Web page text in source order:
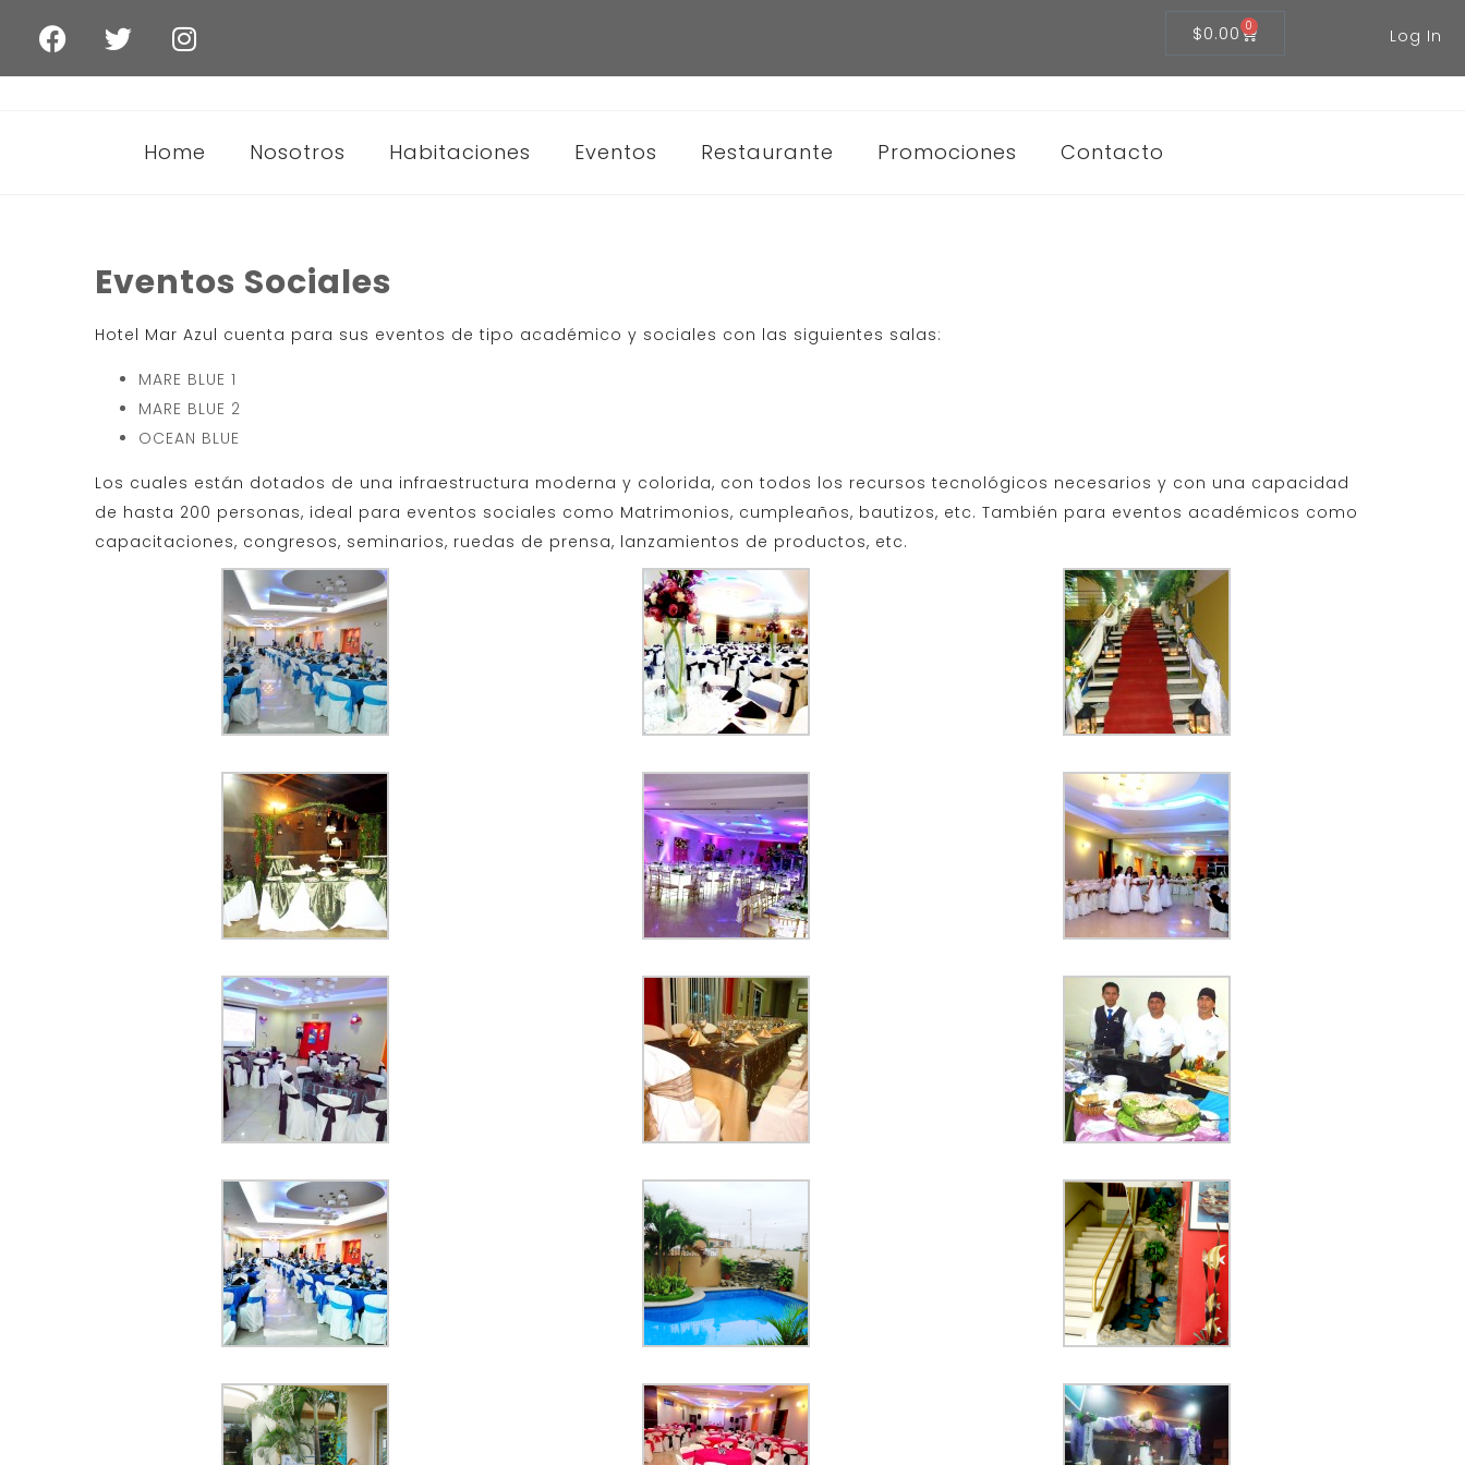
$0.00 0 Log In
Home Nosotros Habitaciones Eventos Restaurante Promociones Contacto
Eventos Sociales
Hotel Mar Azul cuenta para sus eventos de tipo académico y sociales con las siguientes salas:
MARE BLUE 1
MARE BLUE 2
OCEAN BLUE
Los cuales están dotados de una infraestructura moderna y colorida, con todos los recursos tecnológicos necesarios y con una capacidad
de hasta 200 personas, ideal para eventos sociales como Matrimonios, cumpleaños, bautizos, etc. También para eventos académicos como
capacitaciones, congresos, seminarios, ruedas de prensa, lanzamientos de productos, etc.